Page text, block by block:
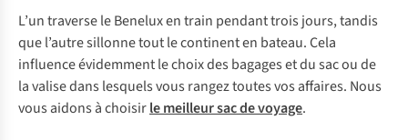
L’un traverse le Benelux en train pendant trois jours, tandis
que l’autre sillonne tout le continent en bateau. Cela
influence évidemment le choix des bagages et du sac ou de
la valise dans lesquels vous rangez toutes vos affaires. Nous
vous aidons à choisirle meilleur sac de voyage.